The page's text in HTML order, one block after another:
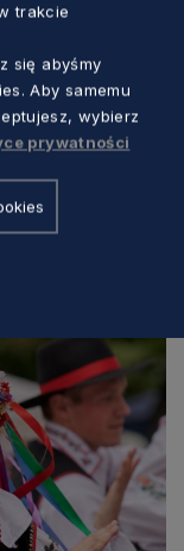
nad
w Jastarni
trakcie
się abyśmy
Aby samemu
wybierz
prywatności